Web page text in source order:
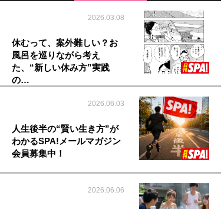
2026.03.08
休むって、案外難しい？お
風呂を巡りながら考え
た、“新しい休み方”実践
の…
2026.06.03
人生後半の“賢い生き方”が
わかるSPA!メールマガジン
会員募集中！
2026.06.06